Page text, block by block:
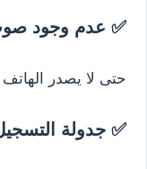
✅ عدم وجود
حتى لا يصدر
✅ جدولة